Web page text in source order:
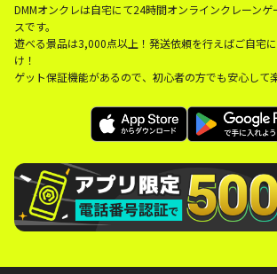
DMMオンクレは自宅にて24時間オンラインクレーン
スです。
遊べる景品は3,000点以上！発送依頼を行えばご自宅
け！
ゲット保証機能があるので、初心者の方でも安心して